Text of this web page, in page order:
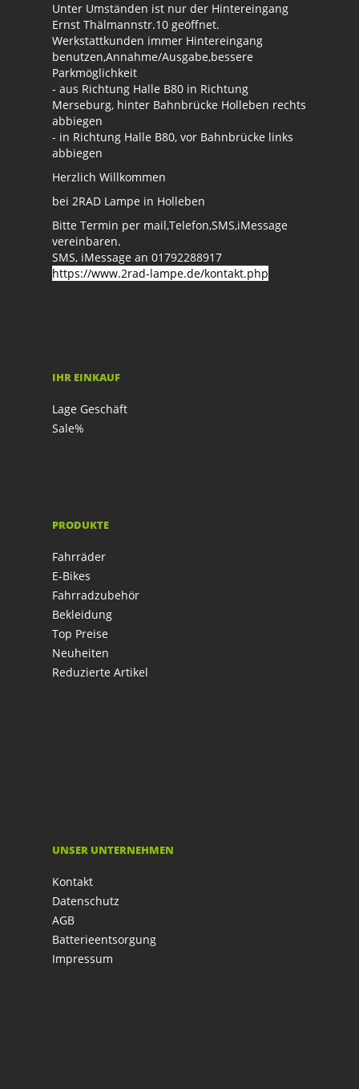
Unter Umständen ist nur der Hintereingang
Ernst Thälmannstr.10 geöffnet.
Werkstattkunden immer Hintereingang
benutzen,Annahme/Ausgabe,bessere
Parkmöglichkeit
- aus Richtung Halle B80 in Richtung
Merseburg, hinter Bahnbrücke Holleben rechts
abbiegen
- in Richtung Halle B80, vor Bahnbrücke links
abbiegen
Herzlich Willkommen
bei 2RAD Lampe in Holleben
Bitte Termin per mail,Telefon,SMS,iMessage
vereinbaren.
SMS, iMessage an 01792288917
https://www.2rad-lampe.de/kontakt.php
IHR EINKAUF
Lage Geschäft
Sale%
PRODUKTE
Fahrräder
E-Bikes
Fahrradzubehör
Bekleidung
Top Preise
Neuheiten
Reduzierte Artikel
UNSER UNTERNEHMEN
Kontakt
Datenschutz
AGB
Batterieentsorgung
Impressum